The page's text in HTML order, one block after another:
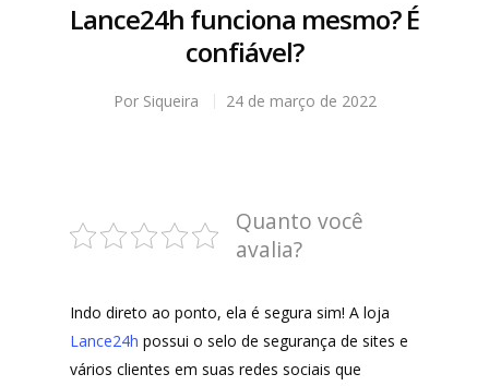
Lance24h funciona mesmo? É
confiável?
Por Siqueira 24 de março de 2022
Quanto você
avalia?
Indo direto ao ponto, ela é segura sim! A loja
Lance24h possui o selo de segurança de sites e
vários clientes em suas redes sociais que